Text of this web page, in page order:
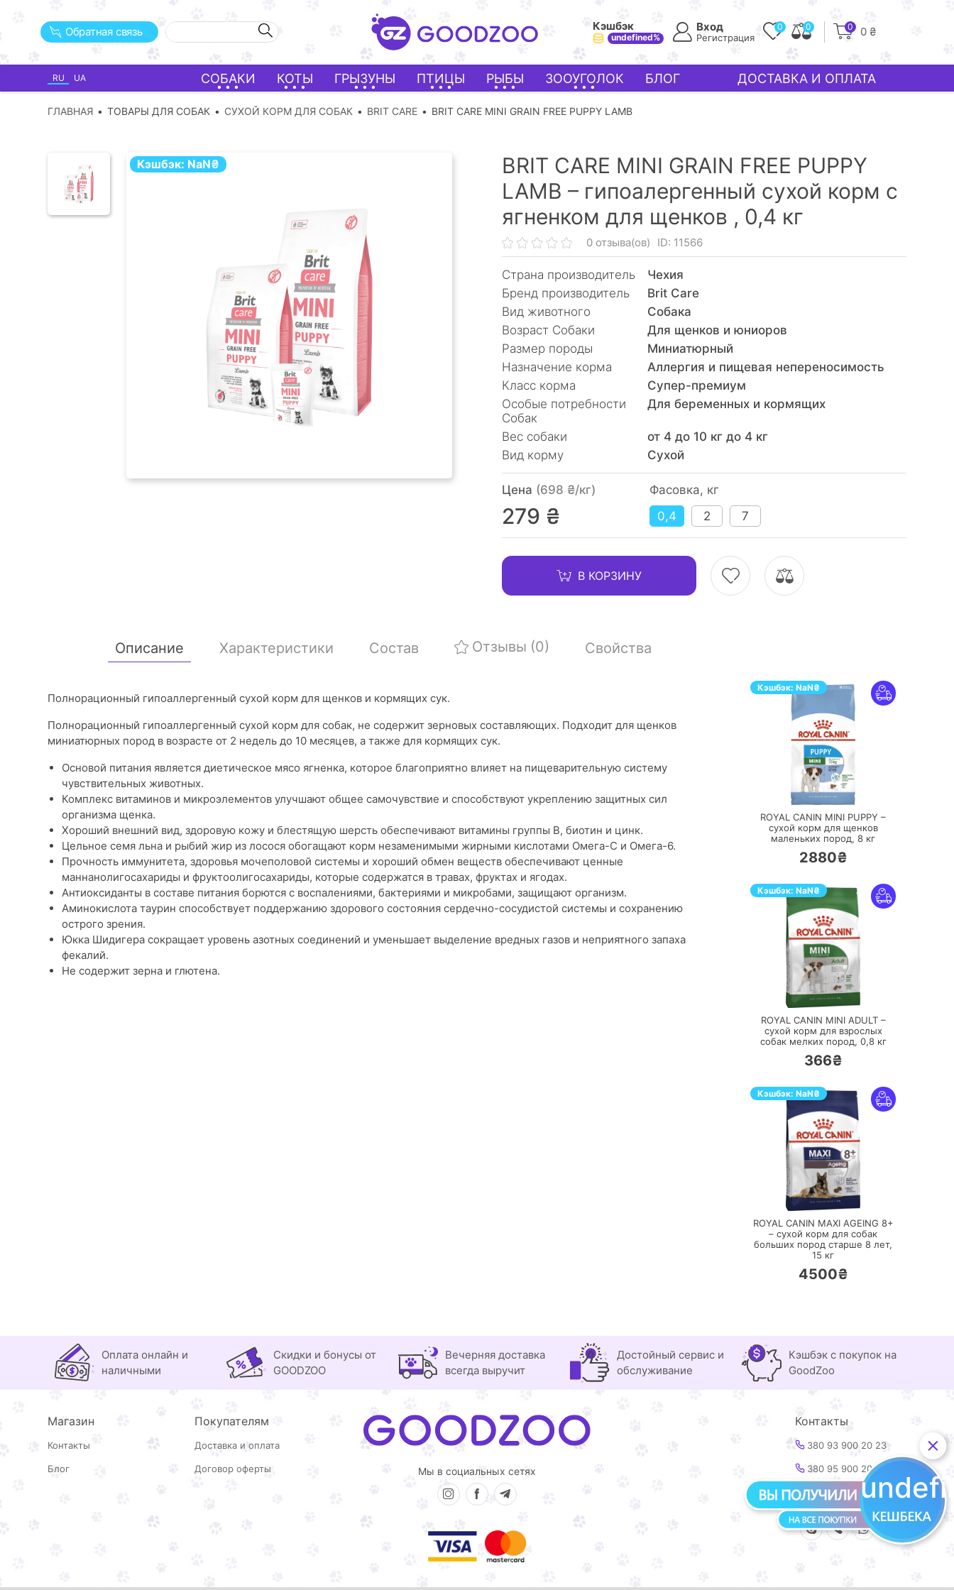
Обратная связь Кэшбэк
undefined%
Вход
Регистрация
0 0 0 0 ₴
RU UA СОБАКИ КОТЫ ГРЫЗУНЫ ПТИЦЫ РЫБЫ ЗООУГОЛОК БЛОГ ДОСТАВКА И ОПЛАТА
ГЛАВНАЯ ТОВАРЫ ДЛЯ СОБАК СУХОЙ КОРМ ДЛЯ СОБАК BRIT CARE BRIT CARE MINI GRAIN FREE PUPPY LAMB
Кэшбэк: NaN₴
BRIT CARE MINI GRAIN FREE PUPPY
LAMB – гипоалергенный сухой корм с
ягненком для щенков , 0,4 кг
0 отзыва(ов) ID: 11566
Страна производитель
Чехия
Бренд производитель
Brit Care
Вид животного
Собака
Возраст Собаки
Для щенков и юниоров
Размер породы
Миниатюрный
Назначение корма
Аллергия и пищевая непереносимость
Класс корма
Супер-премиум
Особые потребности
Собак
Для беременных и кормящих
Вес собаки
от 4 до 10 кг до 4 кг
Вид корму
Сухой
Цена (698 ₴/кг)
279 ₴
Фасовка, кг
0,4
2 7
В КОРЗИНУ
Описание Характеристики Состав Отзывы (0) Свойства
Полнорационный гипоаллергенный сухой корм для щенков и кормящих сук.
Полнорационный гипоаллергенный сухой корм для собак, не содержит зерновых составляющих. Подходит для щенков
миниатюрных пород в возрасте от 2 недель до 10 месяцев, а также для кормящих сук.
Основой питания является диетическое мясо ягненка, которое благоприятно влияет на пищеварительную систему
чувствительных животных.
Комплекс витаминов и микроэлементов улучшают общее самочувствие и способствуют укреплению защитных сил
организма щенка.
Хороший внешний вид, здоровую кожу и блестящую шерсть обеспечивают витамины группы В, биотин и цинк.
Цельное семя льна и рыбий жир из лосося обогащают корм незаменимыми жирными кислотами Омега-С и Омега-6.
Прочность иммунитета, здоровья мочеполовой системы и хороший обмен веществ обеспечивают ценные
маннанолигосахариды и фруктоолигосахариды, которые содержатся в травах, фруктах и ​​ягодах.
Антиоксиданты в составе питания борются с воспалениями, бактериями и микробами, защищают организм.
Аминокислота таурин способствует поддержанию здорового состояния сердечно-сосудистой системы и сохранению
острого зрения.
Юкка Шидигера сокращает уровень азотных соединений и уменьшает выделение вредных газов и неприятного запаха
фекалий.
Не содержит зерна и глютена.
Кэшбэк: NaN₴
ПЕРЕЙТИ
ROYAL CANIN MINI PUPPY –
сухой корм для щенков
маленьких пород, 8 кг
2880₴
Кэшбэк: NaN₴
ПЕРЕЙТИ
ROYAL CANIN MINI ADULT –
сухой корм для взрослых
собак мелких пород, 0,8 кг
366₴
Кэшбэк: NaN₴
ПЕРЕЙТИ
ROYAL CANIN MAXI AGEING 8+
– сухой корм для собак
больших пород старше 8 лет,
15 кг
4500₴
Оплата онлайн и
наличными
Скидки и бонусы от
GOODZOO
Вечерняя доставка
всегда выручит
Достойный сервис и
обслуживание
Кэшбэк с покупок на
GoodZoo
Магазин
Контакты
Блог
Покупателям
Доставка и оплата
Договор оферты Мы в социальных сетях
Контакты
380 93 900 20 23
380 95 900 20 23
info@goodzoo.com.ua